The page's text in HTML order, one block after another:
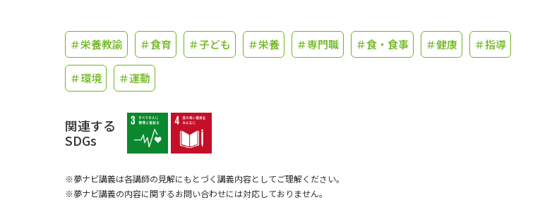
Ｑ＆Ａ よくあるご質問
＃栄養教諭 ＃食育 ＃子ども ＃栄養 ＃専門職 ＃食・食事 ＃健康 ＃指導
＃環境 ＃運動
関連する
SDGs
※夢ナビ講義は各講師の見解にもとづく講義内容としてご理解ください。
※夢ナビ講義の内容に関するお問い合わせには対応しておりません。